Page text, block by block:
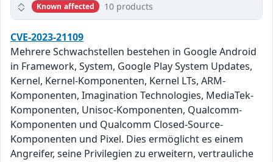
Known affected 10 products
CVE-2023-21109
Mehrere Schwachstellen bestehen in Google Android
in Framework, System, Google Play System Updates,
Kernel, Kernel-Komponenten, Kernel LTs, ARM-
Komponenten, Imagination Technologies, MediaTek-
Komponenten, Unisoc-Komponenten, Qualcomm-
Komponenten und Qualcomm Closed-Source-
Komponenten und Pixel. Dies ermöglicht es einem
Angreifer, seine Privilegien zu erweitern, vertrauliche